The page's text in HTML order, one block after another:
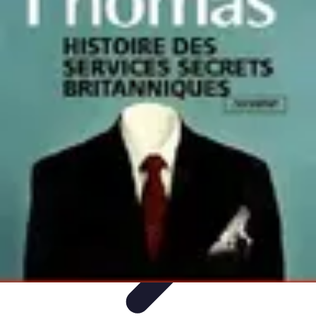
Services
Engager un CarreleurCarrelage Salle de Bain Choix de
Sélection du Carreleur
Services Carreleur